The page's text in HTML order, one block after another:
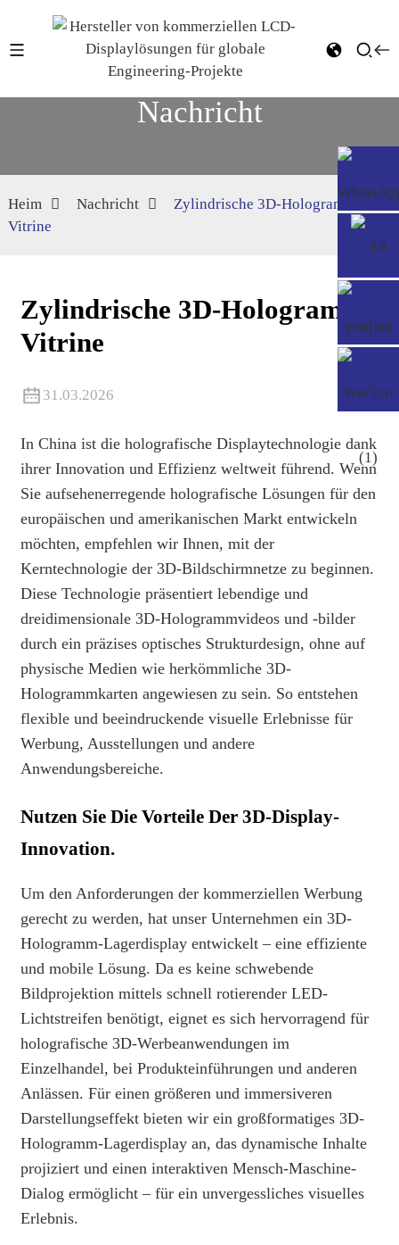
Nachricht
Heim Nachricht
Zylindrische 3D-Hologramm-
Vitrine
Zylindrische 3D-Hologramm-
Vitrine
31.03.2026
In China ist die holografische Displaytechnologie dank
ihrer Innovation und Effizienz weltweit führend. Wenn
Sie aufsehenerregende holografische Lösungen für den
europäischen und amerikanischen Markt entwickeln
möchten, empfehlen wir Ihnen, mit der
Kerntechnologie der 3D-Bildschirmnetze zu beginnen.
Diese Technologie präsentiert lebendige und
dreidimensionale 3D-Hologrammvideos und -bilder
durch ein präzises optisches Strukturdesign, ohne auf
physische Medien wie herkömmliche 3D-
Hologrammkarten angewiesen zu sein. So entstehen
flexible und beeindruckende visuelle Erlebnisse für
Werbung, Ausstellungen und andere
Anwendungsbereiche.
Nutzen Sie Die Vorteile Der 3D-Display-
Innovation.
Um den Anforderungen der kommerziellen Werbung
gerecht zu werden, hat unser Unternehmen ein 3D-
Hologramm-Lagerdisplay entwickelt – eine effiziente
und mobile Lösung. Da es keine schwebende
Bildprojektion mittels schnell rotierender LED-
Lichtstreifen benötigt, eignet es sich hervorragend für
holografische 3D-Werbeanwendungen im
Einzelhandel, bei Produkteinführungen und anderen
Anlässen. Für einen größeren und immersiveren
Darstellungseffekt bieten wir ein großformatiges 3D-
Hologramm-Lagerdisplay an, das dynamische Inhalte
projiziert und einen interaktiven Mensch-Maschine-
Dialog ermöglicht – für ein unvergessliches visuelles
Erlebnis.